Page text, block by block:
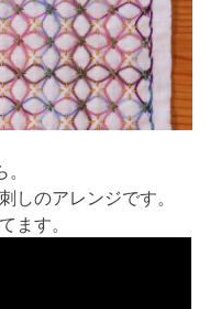
しのアレンジです。
ます。